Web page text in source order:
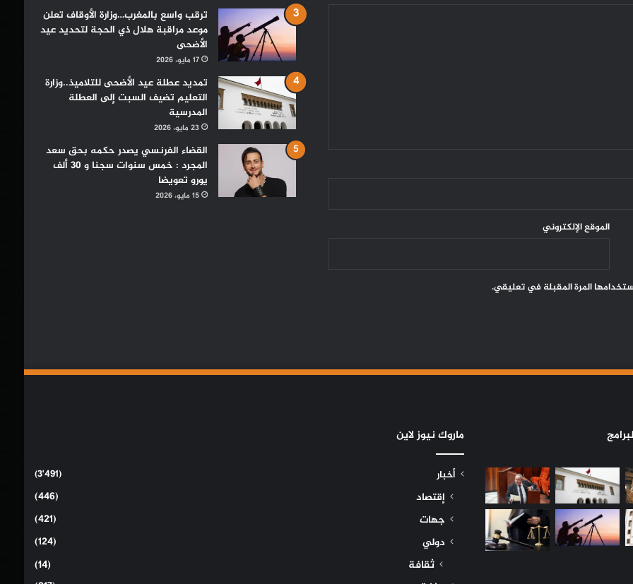
الموقع الإلكتروني
المرة المقبلة في تعليقي.
ترقب واسع بالمغرب…وزارة الأوقاف تعلن
موعد مراقبة هلال ذي الحجة لتحديد عيد
الأضحى
17 مايو، 2026
تمديد عطلة عيد الأضحى للتلاميذ..وزارة
التعليم تضيف السبت إلى العطلة
المدرسية
23 مايو، 2026
القضاء الفرنسي يصدر حكمه بحق سعد
المجرد : خمس سنوات سجنا و 30 ألف
يورو تعويضا
15 مايو، 2026
ماروك نيوز لاين
أخبار (3٬491)
إقتصاد
(446)
جهات
(421)
دولي
(124)
ثقافة (14)